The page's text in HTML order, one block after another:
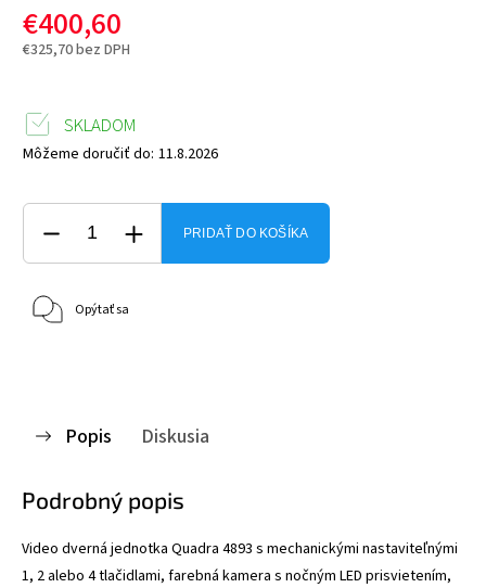
€400,60
€325,70 bez DPH
SKLADOM
Môžeme doručiť do: 11.8.2026
PRIDAŤ DO KOŠÍKA
Opýtať sa
Popis Diskusia
Podrobný popis
Video dverná jednotka Quadra 4893 s mechanickými nastaviteľnými
1, 2 alebo 4 tlačidlami, farebná kamera s nočným LED prisvietením,